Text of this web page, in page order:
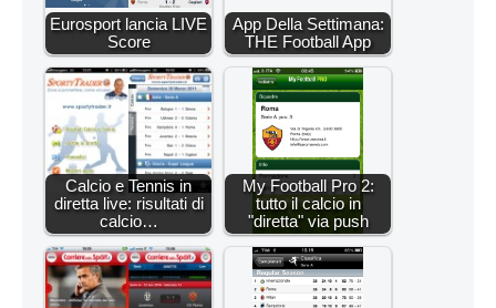
Eurosport lancia LIVE
Score
App Della Settimana:
THE Football App
Calcio e Tennis in
diretta live: risultati di
calcio…
My Football Pro 2:
tutto il calcio in
"diretta" via push